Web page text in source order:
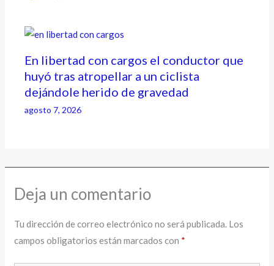
En libertad con cargos el conductor que
huyó tras atropellar a un ciclista
dejándole herido de gravedad
agosto 7, 2026
Deja un comentario
Tu dirección de correo electrónico no será publicada. Los
campos obligatorios están marcados con *